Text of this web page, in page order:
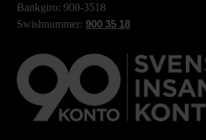
Bankgiro: 900-3518
Swishnummer: 900 35 18